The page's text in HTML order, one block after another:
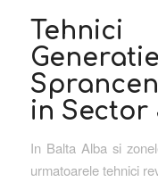
in Sector
In Balta Alba si
urmatoarele tehnici